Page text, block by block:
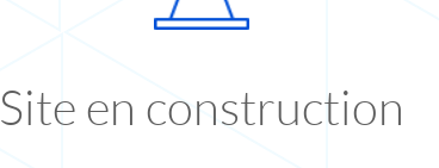
Site en construction